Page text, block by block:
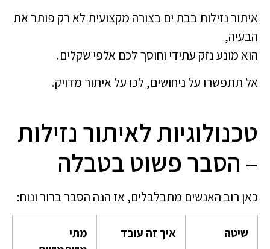
איתור נזילות בבת ים בצורה מקצועית לא רק פותר את
הבעיה,
הוא מונע נזק עתידי וחוסך לכם אלפי שקלים.
אל תתפשרו על ניחושים, לכו על איתור מדויק.
טכנולוגיות לאיתור נזילות
– הסבר פשוט בטבלה
כאן רוב האנשים מתבלבלים, אז הנה הסבר ברור ונוח:
שיטה איך זה עובד
מתי